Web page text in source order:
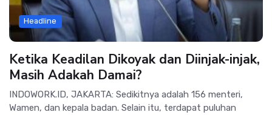
Headline
Ketika Keadilan Dikoyak dan Diinjak-injak,
Masih Adakah Damai?
INDOWORK.ID, JAKARTA: Sedikitnya adalah 156 menteri,
Wamen, dan kepala badan. Selain itu, terdapat puluhan